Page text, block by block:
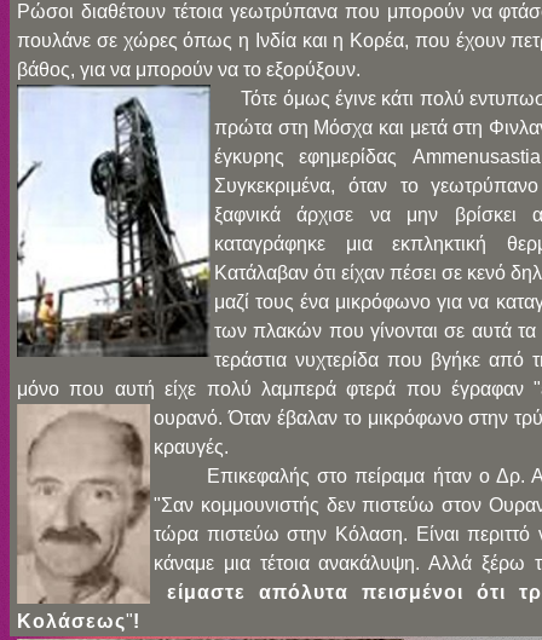
Ρώσοι διαθέτουν τέτοια γεωτρύπανα που μπορούν να
πουλάνε σε χώρες όπως η Ινδία και η Κορέα, που έχουν
βάθος, για να μπορούν να το εξορύξουν.
Τότε όμως έγινε κάτι πολύ
πρώτα στη Μόσχα και μετά στη
έγκυρης εφημερίδας
Συγκεκριμένα, όταν το
ξαφνικά άρχισε να μην βρίσκει
καταγράφηκε μια εκπληκτική
Κατάλαβαν ότι είχαν πέσει σε κενό
μαζί τους ένα μικρόφωνο για να
των πλακών που γίνονται σε αυτά
τεράστια νυχτερίδα που βγήκε από
μόνο που αυτή είχε πολύ λαμπερά φτερά που έγραφαν "
ουρανό. Όταν έβαλαν το μικρόφωνο στην
κραυγές.
Επικεφαλής στο πείραμα ήταν ο Δρ.
"Σαν κομμουνιστής δεν πιστεύω στον
τώρα πιστεύω στην Κόλαση. Είναι περιττό
κάναμε μια τέτοια ανακάλυψη. Αλλά ξέρω
είμαστε απόλυτα πεισμένοι ότι
Κολάσεως"!